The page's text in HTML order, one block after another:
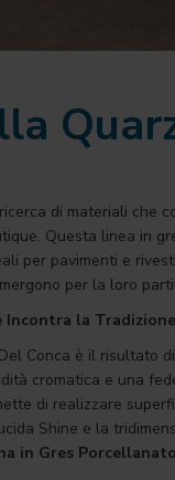
di materiali che
Questa linea in
per pavimenti e
per la loro
Incontra la Tradizione
Conca è il risultato
cromatica e una
di realizzare
Shine e la
in Gres Porcellanato